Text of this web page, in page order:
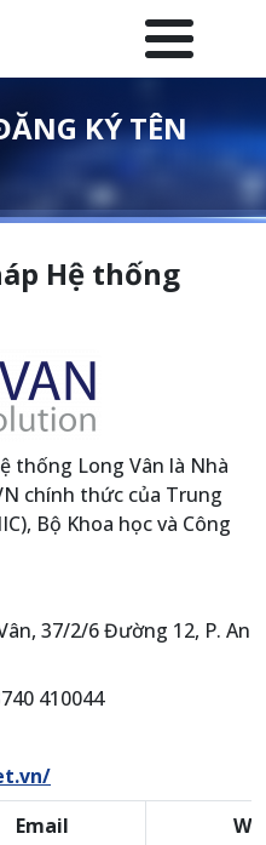
websiteKÝ TÊN
Hệ thống
thống Long Vân là Nhà
chính thức của Trung
Bộ Khoa học và Công
37/2/6 Đường 12, P. An
410044
Email